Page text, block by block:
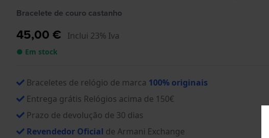
Bracelete de couro castanho
45,00 € Inclui 23% Iva
● Em stock
Braceletes de relógio de marca 100% originais
Entrega grátis Relógios acima de 150€
Prazo de devolução de 30 dias
Revendedor Oficial de Armani Exchange